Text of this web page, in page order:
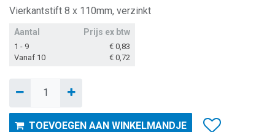
Vierkantstift 8 x 110mm, verzinkt
Aantal Prijs ex btw
1 - 9 € 0,83
Vanaf 10
€ 0,72
TOEVOEGEN AAN WINKELMANDJE